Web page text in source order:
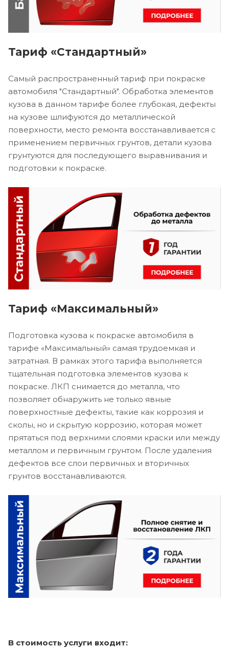
Тариф «Стандартный»
Самый распространенный тариф при покраске
автомобиля "Стандартный". Обработка элементов
кузова в данном тарифе более глубокая, дефекты
на кузове шлифуются до металлической
поверхности, место ремонта восстанавливается с
применением первичных грунтов, детали кузова
грунтуются для последующего выравнивания и
подготовки к покраске.
Тариф «Максимальный»
Подготовка кузова к покраске автомобиля в
тарифе «Максимальный» самая трудоемкая и
затратная. В рамках этого тарифа выполняется
тщательная подготовка элементов кузова к
покраске. ЛКП снимается до металла, что
позволяет обнаружить не только явные
поверхностные дефекты, такие как коррозия и
сколы, но и скрытую коррозию, которая может
прятаться под верхними слоями краски или между
металлом и первичным грунтом. После удаления
дефектов все слои первичных и вторичных
грунтов восстанавливаются.
В стоимость услуги входит: